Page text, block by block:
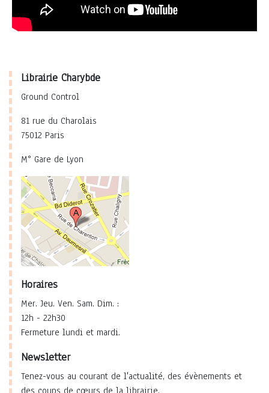
Librairie Charybde
Ground Control
81 rue du Charolais
75012 Paris
M° Gare de Lyon
Horaires
Mer. Jeu. Ven. Sam. Dim. :
12h - 22h30
Fermeture lundi et mardi.
Newsletter
Tenez-vous au courant de l'actualité, des évènements et